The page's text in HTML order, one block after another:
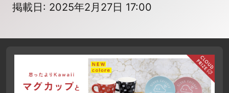
掲載日: 2025年2月27日 17:00